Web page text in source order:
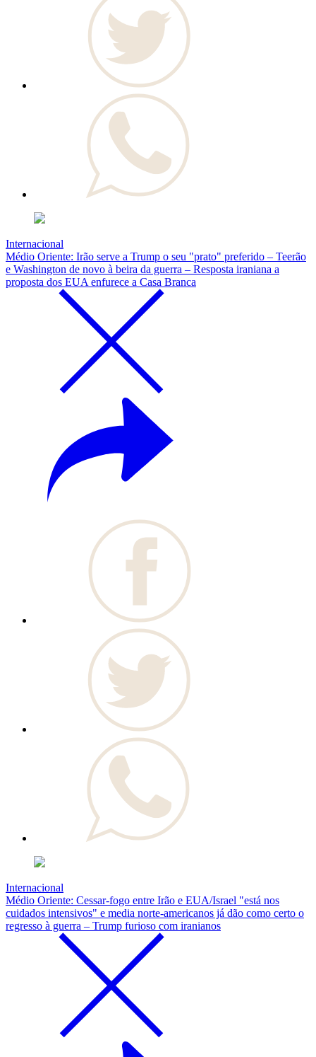
Internacional
Médio Oriente: Irão serve a Trump o seu "prato" preferido – Teerão
e Washington de novo à beira da guerra – Resposta iraniana a
proposta dos EUA enfurece a Casa Branca
Internacional
Médio Oriente: Cessar-fogo entre Irão e EUA/Israel "está nos
cuidados intensivos" e media norte-americanos já dão como certo o
regresso à guerra – Trump furioso com iranianos